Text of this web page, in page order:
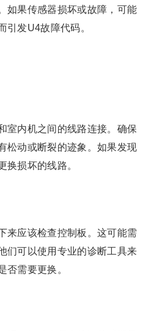
如果传感器损坏或故障，可能
引发U4故障代码。
室内机之间的线路连接。确保
松动或断裂的迹象。如果发现
换损坏的线路。
来应该检查控制板。这可能需
们可以使用专业的诊断工具来
否需要更换。